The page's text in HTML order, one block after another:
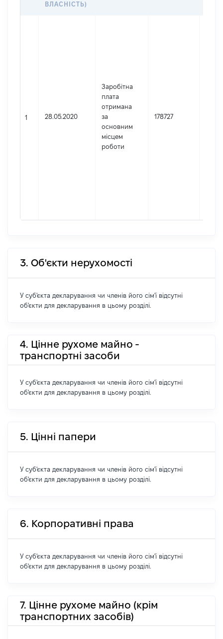
ВЛАСНІСТЬ)
1 28.05.2020
Заробітна
плата
отримана
за
основним
місцем
роботи
178727
3. Об'єкти нерухомості
У суб'єкта декларування чи членів його сім'ї відсутні
об'єкти для декларування в цьому розділі.
4. Цінне рухоме майно -
транспортні засоби
У суб'єкта декларування чи членів його сім'ї відсутні
об'єкти для декларування в цьому розділі.
5. Цінні папери
У суб'єкта декларування чи членів його сім'ї відсутні
об'єкти для декларування в цьому розділі.
6. Корпоративні права
У суб'єкта декларування чи членів його сім'ї відсутні
об'єкти для декларування в цьому розділі.
7. Цінне рухоме майно (крім
транспортних засобів)